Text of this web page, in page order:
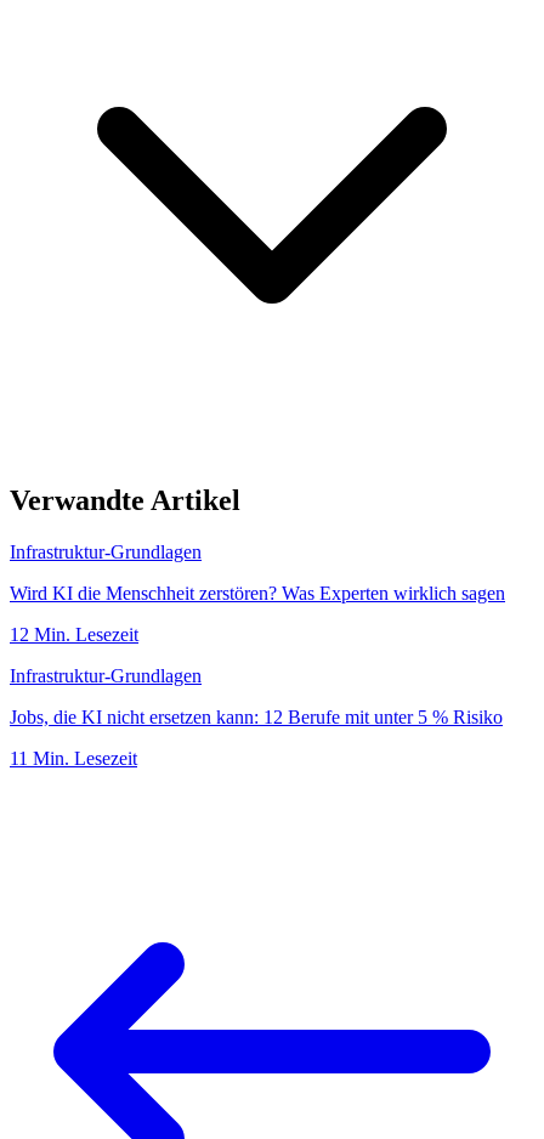
Verwandte Artikel
Infrastruktur-Grundlagen
Wird KI die Menschheit zerstören? Was Experten wirklich sagen
12 Min. Lesezeit
Infrastruktur-Grundlagen
Jobs, die KI nicht ersetzen kann: 12 Berufe mit unter 5 % Risiko
11 Min. Lesezeit